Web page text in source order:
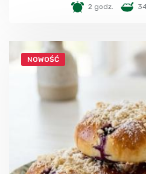
2 godz.
NOWOŚĆ